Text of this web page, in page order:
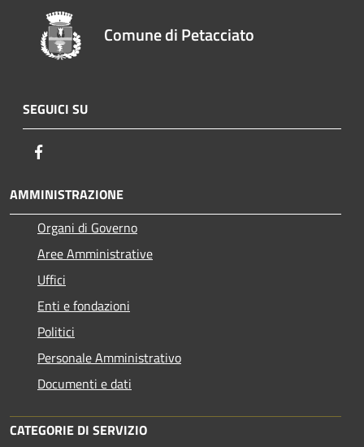
Comune di Petacciato
SEGUICI SU
AMMINISTRAZIONE
Organi di Governo
Aree Amministrative
Uffici
Enti e fondazioni
Politici
Personale Amministrativo
Documenti e dati
CATEGORIE DI SERVIZIO